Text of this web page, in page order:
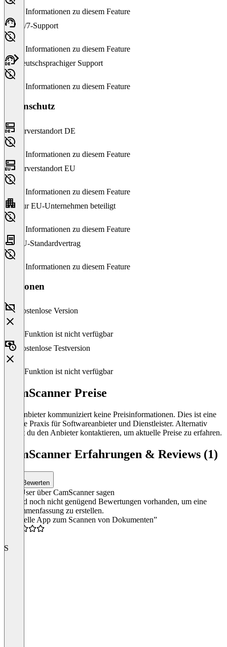
Keine Informationen zu diesem Feature
24/7-Support
Keine Informationen zu diesem Feature
Deutschsprachiger Support
Keine Informationen zu diesem Feature
Datenschutz
Serverstandort DE
Keine Informationen zu diesem Feature
Serverstandort EU
Keine Informationen zu diesem Feature
Nur EU-Unternehmen beteiligt
Keine Informationen zu diesem Feature
EU-Standardvertrag
Keine Informationen zu diesem Feature
Versionen
Kostenlose Version
Diese Funktion ist nicht verfügbar
Kostenlose Testversion
Diese Funktion ist nicht verfügbar
CamScanner Preise
Der Anbieter kommuniziert keine Preisinformationen. Dies ist eine
übliche Praxis für Softwareanbieter und Dienstleister. Alternativ
kannst du den Anbieter kontaktieren, um aktuelle Preise zu erfahren.
CamScanner Erfahrungen & Reviews (1)
Bewerten
Was User über CamScanner sagen
Es sind noch nicht genügend Bewertungen vorhanden, um eine
Zusammenfassung zu erstellen.
“Schnelle App zum Scannen von Dokumenten”
S